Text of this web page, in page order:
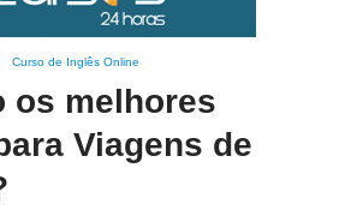
Curso de Inglês Online
os melhores
Viagens de